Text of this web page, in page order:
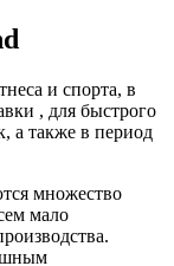
и спорта, в
, для быстрого
а также в период
множество
мало